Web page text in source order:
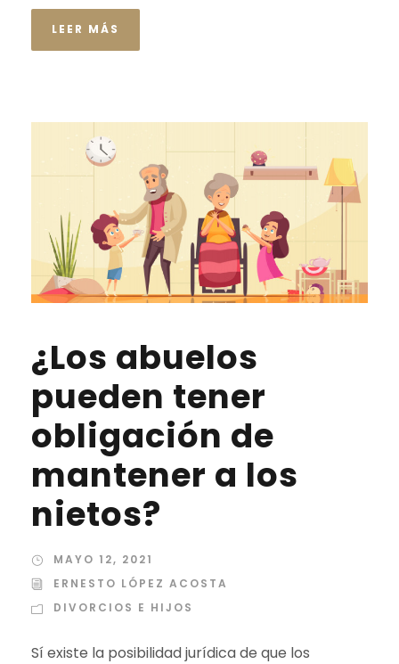
LEER MÁS
¿Los abuelos
pueden tener
obligación de
mantener a los
nietos?
MAYO 12, 2021
ERNESTO LÓPEZ ACOSTA
DIVORCIOS E HIJOS
Sí existe la posibilidad jurídica de que los